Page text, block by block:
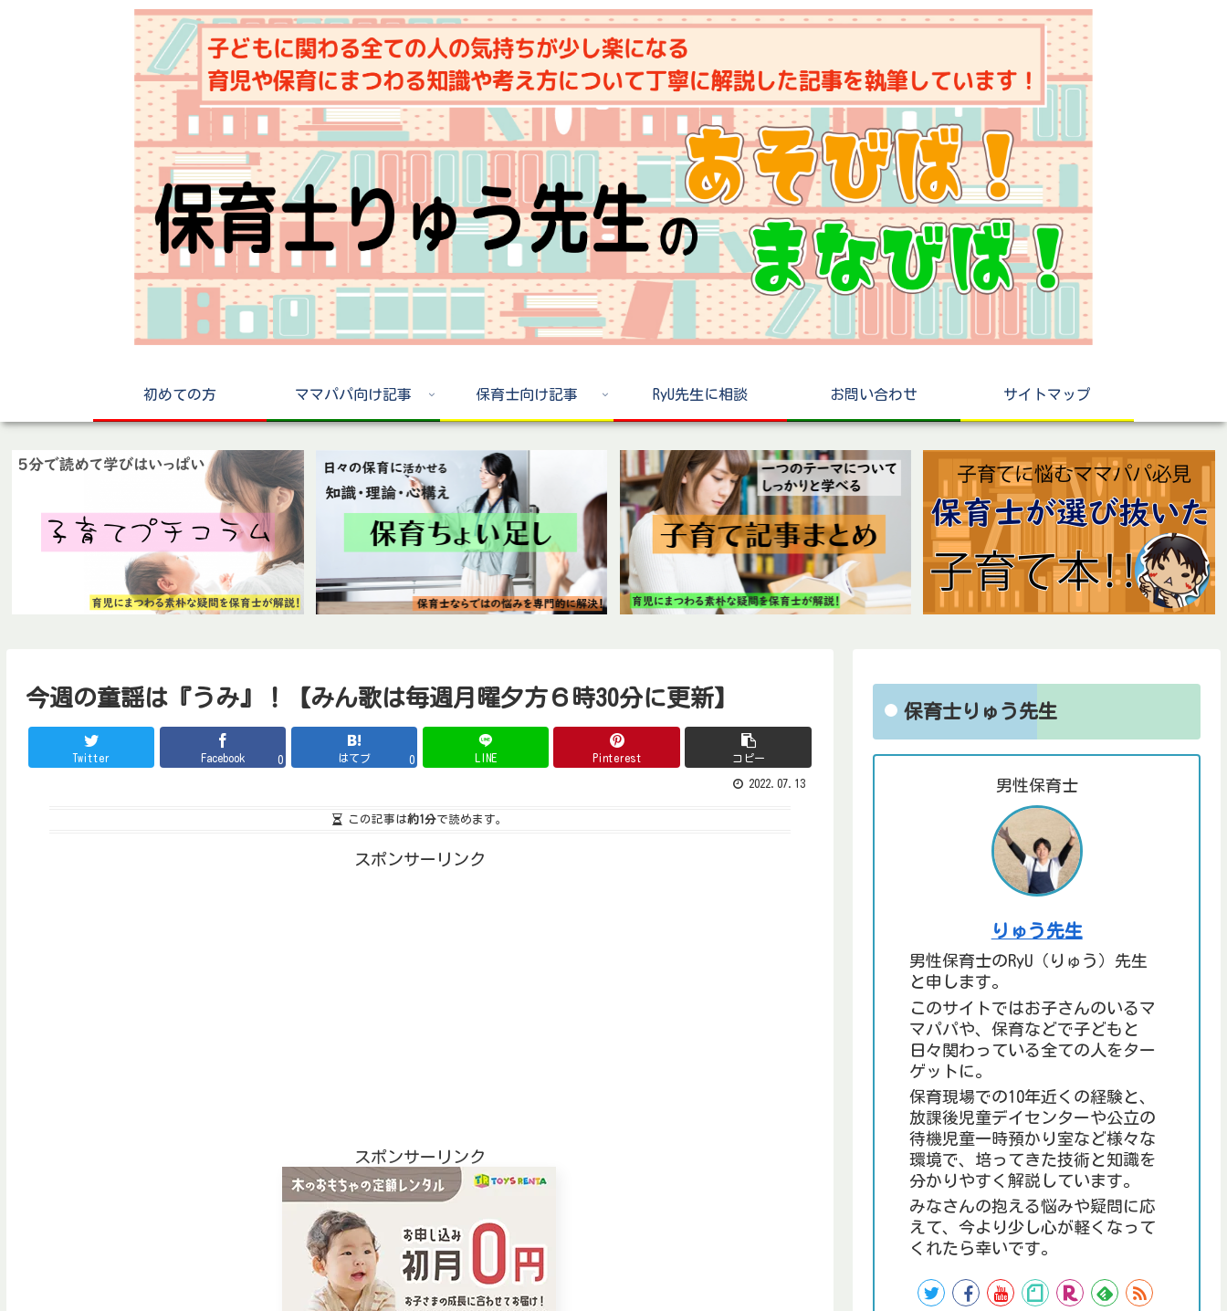
初めての方 ママパパ向け記事 保育士向け記事 RyU先生に相談 お問い合わせ サイトマップ
今週の童謡は『うみ』！【みん歌は毎週月曜夕方６時30分に更新】
Twitter Facebook 0 はてブ 0 LINE Pinterest コピー
2022.07.13
この記事は約1分で読めます。
スポンサーリンク
スポンサーリンク
保育士りゅう先生
男性保育士
りゅう先生
男性保育士のRyU（りゅう）先生
と申します。
このサイトではお子さんのいるマ
マパパや、保育などで子どもと
日々関わっている全ての人をター
ゲットに。
保育現場での10年近くの経験と、
放課後児童デイセンターや公立の
待機児童一時預かり室など様々な
環境で、培ってきた技術と知識を
分かりやすく解説しています。
みなさんの抱える悩みや疑問に応
えて、今より少し心が軽くなって
くれたら幸いです。